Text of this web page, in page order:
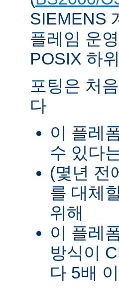
SIEMENS
플레임 운
POSIX 하
포팅은 처
다
이 플레
수 있다
(몇년 전
를 대체
위해
이 플레
방식이
다 5배